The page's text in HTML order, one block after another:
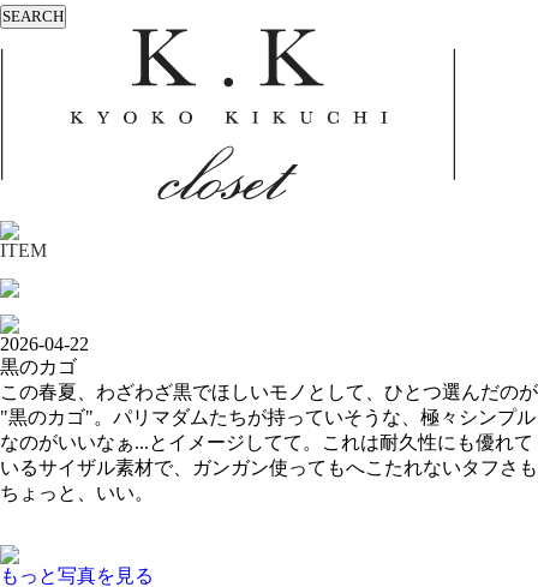
SEARCH
ITEM
2026-04-22
黒のカゴ
この春夏、わざわざ黒でほしいモノとして、ひとつ選んだのが
"黒のカゴ"。パリマダムたちが持っていそうな、極々シンプル
なのがいいなぁ...とイメージしてて。これは耐久性にも優れて
いるサイザル素材で、ガンガン使ってもへこたれないタフさも
ちょっと、いい。
もっと写真を見る